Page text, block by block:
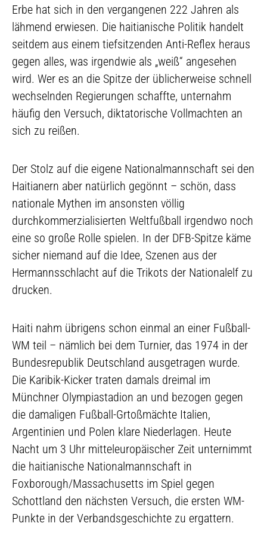
Erbe hat sich in den vergangenen 222 Jahren als
lähmend erwiesen. Die haitianische Politik handelt
seitdem aus einem tiefsitzenden Anti-Reflex heraus
gegen alles, was irgendwie als „weiß“ angesehen
wird. Wer es an die Spitze der üblicherweise schnell
wechselnden Regierungen schaffte, unternahm
häufig den Versuch, diktatorische Vollmachten an
sich zu reißen.
Der Stolz auf die eigene Nationalmannschaft sei den
Haitianern aber natürlich gegönnt – schön, dass
nationale Mythen im ansonsten völlig
durchkommerzialisierten Weltfußball irgendwo noch
eine so große Rolle spielen. In der DFB-Spitze käme
sicher niemand auf die Idee, Szenen aus der
Hermannsschlacht auf die Trikots der Nationalelf zu
drucken.
Haiti nahm übrigens schon einmal an einer Fußball-
WM teil – nämlich bei dem Turnier, das 1974 in der
Bundesrepublik Deutschland ausgetragen wurde.
Die Karibik-Kicker traten damals dreimal im
Münchner Olympiastadion an und bezogen gegen
die damaligen Fußball-Grtoßmächte Italien,
Argentinien und Polen klare Niederlagen. Heute
Nacht um 3 Uhr mitteleuropäischer Zeit unternimmt
die haitianische Nationalmannschaft in
Foxborough/Massachusetts im Spiel gegen
Schottland den nächsten Versuch, die ersten WM-
Punkte in der Verbandsgeschichte zu ergattern.